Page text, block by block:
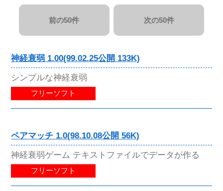
前の50件 次の50件
神経衰弱 1.00(99.02.25公開 133K)
シンプルな神経衰弱
フリーソフト
ペアマッチ 1.0(98.10.08公開 56K)
神経衰弱ゲーム テキストファイルでデータが作る
フリーソフト